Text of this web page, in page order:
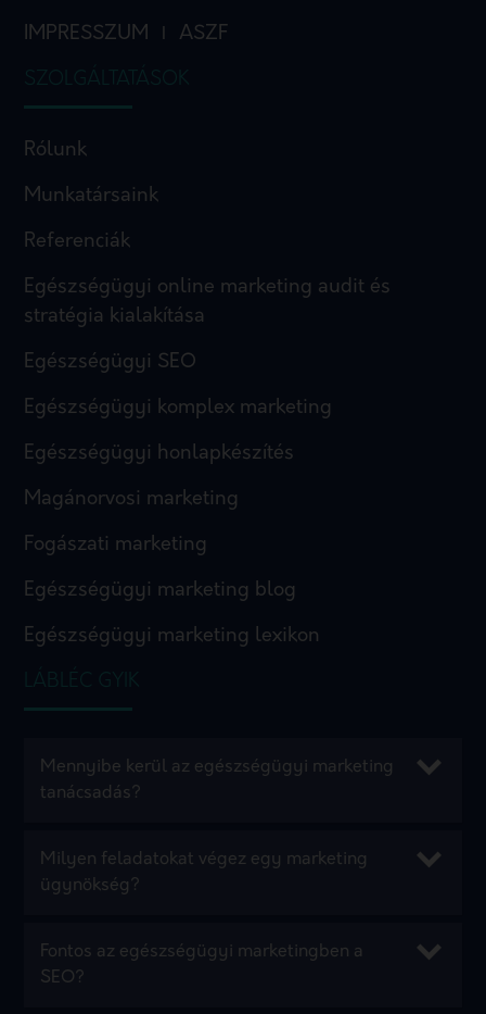
IMPRESSZUM ASZF
SZOLGÁLTATÁSOK
Rólunk
Munkatársaink
Referenciák
Egészségügyi online marketing audit és
stratégia kialakítása
Egészségügyi SEO
Egészségügyi komplex marketing
Egészségügyi honlapkészítés
Magánorvosi marketing
Fogászati marketing
Egészségügyi marketing blog
Egészségügyi marketing lexikon
LÁBLÉC GYIK
Mennyibe kerül az egészségügyi marketing
tanácsadás?
Milyen feladatokat végez egy marketing
ügynökség?
Fontos az egészségügyi marketingben a
SEO?